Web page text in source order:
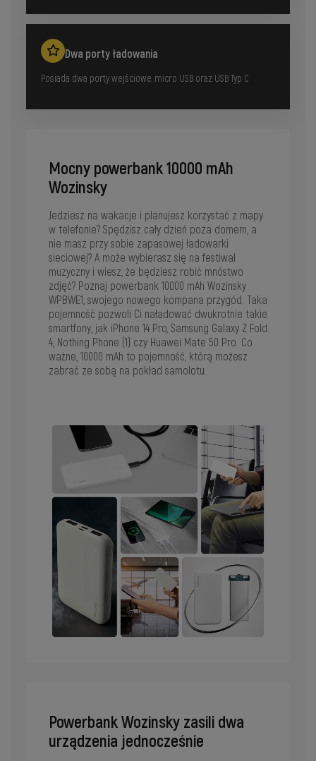
Dwa porty ładowania
Posiada dwa porty wejściowe: micro USB oraz USB Typ C
Mocny powerbank 10000 mAh
Wozinsky
Jedziesz na wakacje i planujesz korzystać z mapy
w telefonie? Spędzisz cały dzień poza domem, a
nie masz przy sobie zapasowej ładowarki
sieciowej? A może wybierasz się na festiwal
muzyczny i wiesz, że będziesz robić mnóstwo
zdjęć? Poznaj powerbank 10000 mAh Wozinsky
WPBWE1, swojego nowego kompana przygód. Taka
pojemność pozwoli Ci naładować dwukrotnie takie
smartfony, jak iPhone 14 Pro, Samsung Galaxy Z Fold
4, Nothing Phone (1) czy Huawei Mate 50 Pro. Co
ważne, 10000 mAh to pojemność, którą możesz
zabrać ze sobą na pokład samolotu.
Powerbank Wozinsky zasili dwa
urządzenia jednocześnie